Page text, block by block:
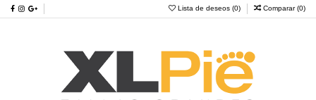
Lista de deseos (0) Comparar (0)